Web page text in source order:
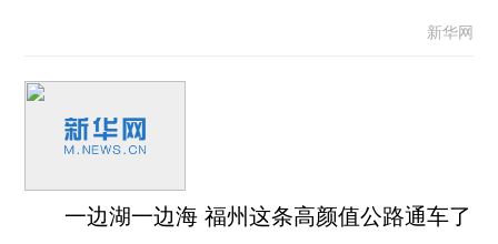
新华网
一边湖一边海 福州这条高颜值公路通车了